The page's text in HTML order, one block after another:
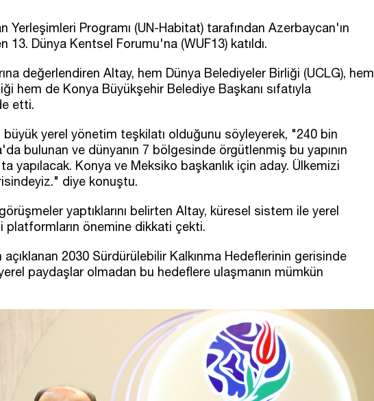
Yerleşimleri Programı (UN-Habitat) tarafından Azerbaycan'ın
Dünya Kentsel Forumu'na (WUF13) katıldı.
değerlendiren Altay, hem Dünya Belediyeler Birliği (UCLG), hem
hem de Konya Büyükşehir Belediye Başkanı sıfatıyla
etti.
büyük yerel yönetim teşkilatı olduğunu söyleyerek, "240 bin
bulunan ve dünyanın 7 bölgesinde örgütlenmiş bu yapının
yapılacak. Konya ve Meksiko başkanlık için aday. Ülkemizi
diye konuştu.
yaptıklarını belirten Altay, küresel sistem ile yerel
önemine dikkati çekti.
2030 Sürdürülebilir Kalkınma Hedeflerinin gerisinde
yerel paydaşlar olmadan bu hedeflere ulaşmanın mümkün